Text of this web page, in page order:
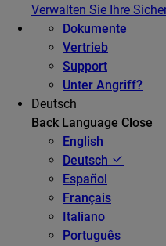
Verwalten Sie Ihre
Dokumente
Vertrieb
Support
Unter Angriff?
Deutsch
Back Language Close
English
Deutsch
Español
Français
Italiano
Português